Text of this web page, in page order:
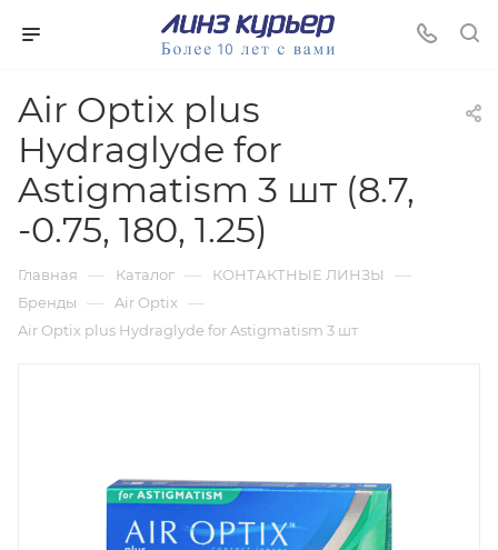
Air Optix plus
Hydraglyde for
Astigmatism 3 шт (8.7,
-0.75, 180, 1.25)
Главная — Каталог — КОНТАКТНЫЕ ЛИНЗЫ —
Бренды — Air Optix —
Air Optix plus Hydraglyde for Astigmatism 3 шт